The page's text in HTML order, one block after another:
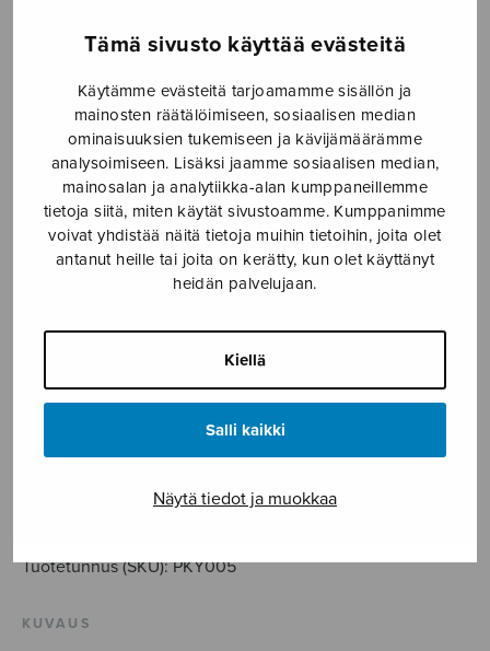
Tämä sivusto käyttää evästeitä
Käytämme evästeitä tarjoamamme sisällön ja
mainosten räätälöimiseen, sosiaalisen median
ominaisuuksien tukemiseen ja kävijämäärämme
analysoimiseen. Lisäksi jaamme sosiaalisen median,
mainosalan ja analytiikka-alan kumppaneillemme
tietoja siitä, miten käytät sivustoamme. Kumppanimme
voivat yhdistää näitä tietoja muihin tietoihin, joita olet
antanut heille tai joita on kerätty, kun olet käyttänyt
heidän palvelujaan.
Kiellä
Salli kaikki
Näytä tiedot ja muokkaa
4,25€
LISÄÄ OSTOSKORIIN
Tuotetunnus (SKU):PKY005
KUVAUS